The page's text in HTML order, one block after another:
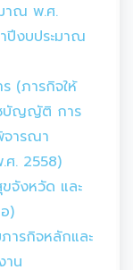
าณ พ.ศ.
ปีงบประมาณ
(ภารกิจให้
ชบัญญัติ การ
จารณา
. 2558)
จังหวัด และ
)
ารกิจหลักและ
าน